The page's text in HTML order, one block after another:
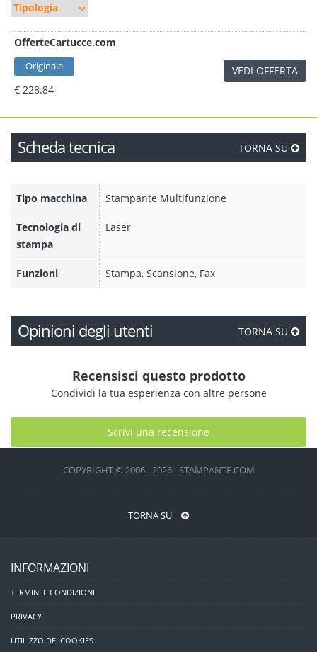
OfferteCartucce.com
Originale
€ 228.84
VEDI OFFERTA
Scheda tecnica TORNA SU
Tipo macchina Stampante Multifunzione
Tecnologia di
stampa
Laser
Funzioni Stampa, Scansione, Fax
Opinioni degli utenti TORNA SU
Recensisci questo prodotto
Condividi la tua esperienza con altre persone
Scrivi una recensione
COPYRIGHT © 2006 - 2026 - STAMPANTE.COM
TORNA SU
INFORMAZIONI
TERMINI E CONDIZIONI
PRIVACY
UTILIZZO DEI COOKIES